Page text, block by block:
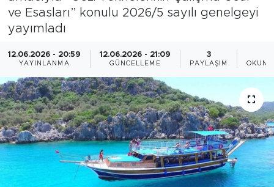
ve Esasları” konulu 2026/5 sayılı genelgeyi
yayımladı
12.06.2026 - 20:59
YAYINLANMA
12.06.2026 - 21:09
GÜNCELLEME
3
PAYLAŞIM
Özel Haber
Politika
Resmi İlanlar
Sağlık
Spor